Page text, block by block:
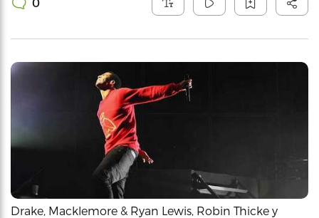
Drake, Macklemore & Ryan Lewis, Robin Thicke y